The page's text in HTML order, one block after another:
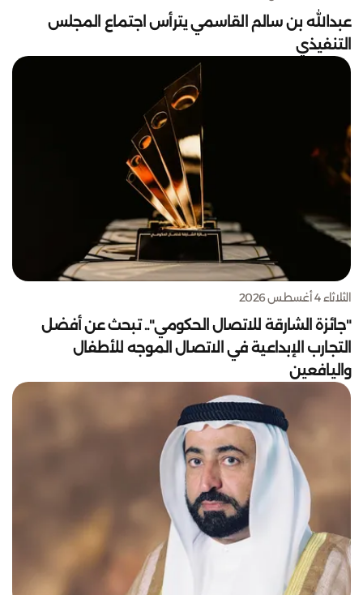
عبدالله بن سالم القاسمي يترأس اجتماع المجلس
التنفيذي
الثلاثاء 4 أغسطس 2026
"جائزة الشارقة للاتصال الحكومي".. تبحث عن أفضل
التجارب الإبداعية في الاتصال الموجه للأطفال
واليافعين